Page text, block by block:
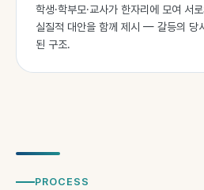
학생·학부모·교사가 한자리에 모여 서
실질적 대안을 함께 제시 — 갈등의 당
된 구조.
PROCESS